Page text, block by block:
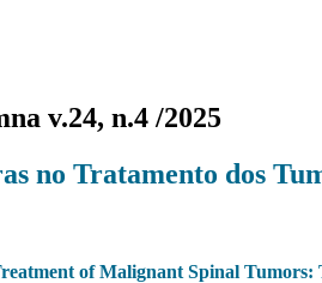
v.24, n.4 /2025
no Tratamento dos
of Malignant Spinal Tumors: